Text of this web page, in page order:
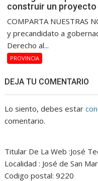
construir un
COMPARTA NUESTRAS
y precandidato a
Derecho al...
PROVINCIA
DEJA TU COMENTARIO
Lo siento, debes estar
comentario.
Titular De La Web :José
Localidad : José de San
Codigo postal: 9220